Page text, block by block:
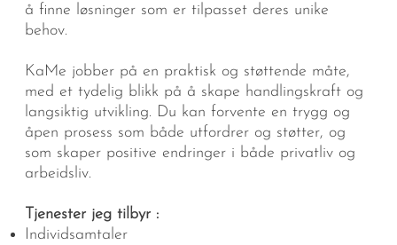
å finne løsninger som er tilpasset deres unike
behov.
KaMe jobber på en praktisk og støttende måte,
med et tydelig blikk på å skape handlingskraft og
langsiktig utvikling. Du kan forvente en trygg og
åpen prosess som både utfordrer og støtter, og
som skaper positive endringer i både privatliv og
arbeidsliv.
Tjenester jeg tilbyr :
Individsamtaler